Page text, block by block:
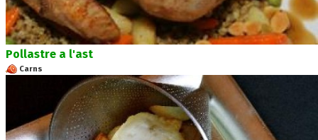
Pollastre a l'ast
Carns